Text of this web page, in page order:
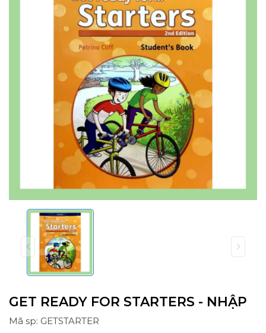
GET READY FOR STARTERS - NHẬP
Mã sp: GETSTARTER